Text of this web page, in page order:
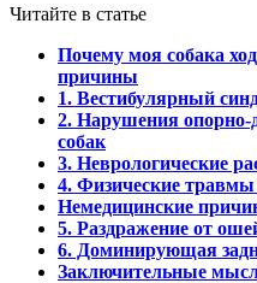
Читайте в статье
Почему моя собака
причины
1. Вестибулярный
2. Нарушения опорно-
собак
3. Неврологические
4. Физические
Немедицинские
5. Раздражение от
6. Доминирующая
Заключительные